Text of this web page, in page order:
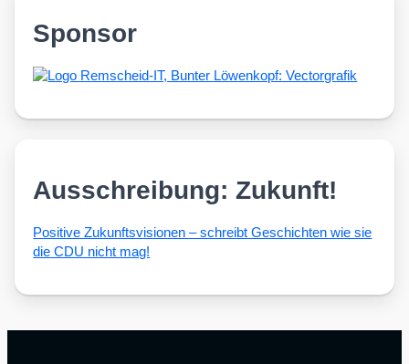
Sponsor
Ausschreibung: Zukunft!
Posi­ti­ve Zukunfts­vi­sio­nen – schreibt Geschich­ten wie sie
die CDU nicht mag!